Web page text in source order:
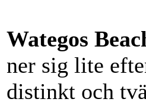
Wategos
ner sig lite
distinkt och